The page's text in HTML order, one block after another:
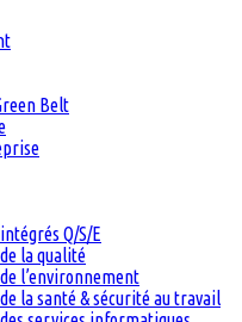
Belt
Q/S/E
la qualité
l’environnement
la santé & sécurité au travail